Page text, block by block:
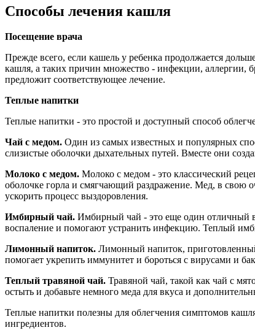
Способы лечения кашля
Посещение врача
Прежде всего, если кашель у ребенка продолжается
кашля, а таких причин множество - инфекции, аллергии,
предложит соответствующее лечение.
Теплые напитки
Теплые напитки - это простой и доступный способ
Чай с медом. Один из самых известных и популярных
слизистые оболочки дыхательных путей. Вместе они
Молоко с медом. Молоко с медом - это классический
оболочке горла и смягчающий раздражение. Мед, в свою
ускорить процесс выздоровления.
Имбирный чай. Имбирный чай - это еще один отличный
воспаление и помогают устранить инфекцию. Теплый
Лимонный напиток. Лимонный напиток,
помогает укрепить иммунитет и бороться с вирусами и
Теплый травяной чай. Травяной чай, такой как чай с
остыть и добавьте немного меда для вкуса и
Теплые напитки полезны для облегчения симптомов
ингредиентов.